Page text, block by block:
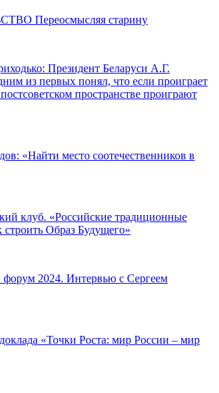
Переосмысляя старину
Президент Беларуси А.Г.
из первых понял, что если проиграет
пространстве проиграют
«Найти место соотечественников в
клуб. «Российские традиционные
строить Образ Будущего»
2024. Интервью с Сергеем
«Точки Роста: мир России – мир